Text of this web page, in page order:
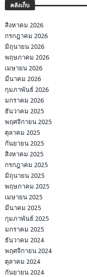
คลังเก็บ
สิงหาคม 2026
กรกฎาคม 2026
มิถุนายน 2026
พฤษภาคม 2026
เมษายน 2026
มีนาคม 2026
กุมภาพันธ์ 2026
มกราคม 2026
ธันวาคม 2025
พฤศจิกายน 2025
ตุลาคม 2025
กันยายน 2025
สิงหาคม 2025
กรกฎาคม 2025
มิถุนายน 2025
พฤษภาคม 2025
เมษายน 2025
มีนาคม 2025
กุมภาพันธ์ 2025
มกราคม 2025
ธันวาคม 2024
พฤศจิกายน 2024
ตุลาคม 2024
กันยายน 2024